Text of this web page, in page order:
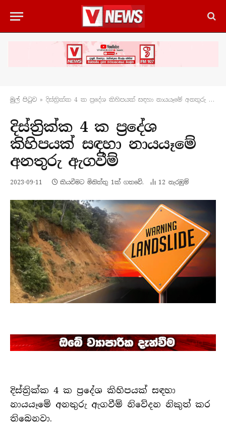
මුල් පිටු​ව » දිස්ත්‍රික්ක 4 ක ප්‍රදේශ කිහිපයක් සඳහා නායයෑමේ අනතුරු ඇගවීම්
දිස්ත්‍රික්ක 4 ක ප්‍රදේශ
කිහිපයක් සඳහා නායයෑමේ
අනතුරු ඇගවීම්
2023-09-11 කියවීමට මිනිත්තු 1ක් ගතවේ. 12 නැරඹු​ම්
දිස්ත්‍රික්ක 4 ක ප්‍රදේශ කිහිපයක් සඳහා
නායයෑමේ අනතුරු ඇගවීම් නිවේදන නිකුත් කර
තිබෙනවා.